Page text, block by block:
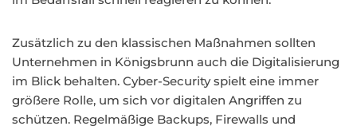
Zusätzlich zu den klassischen Maßnahmen sollten
Unternehmen in Königsbrunn auch die Digitalisierung
im Blick behalten. Cyber-Security spielt eine immer
größere Rolle, um sich vor digitalen Angriffen zu
schützen. Regelmäßige Backups, Firewalls und